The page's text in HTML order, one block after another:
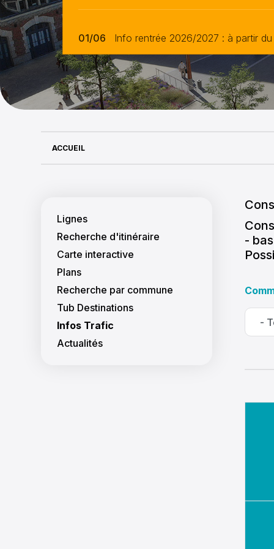
01/06 Info rentrée 2026/2027 : à partir
ACCUEIL
Navigation
Lignes
Recherche d'itinéraire
Carte interactive
Plans
Recherche par commune
Tub Destinations
Infos Trafic
Actualités
-